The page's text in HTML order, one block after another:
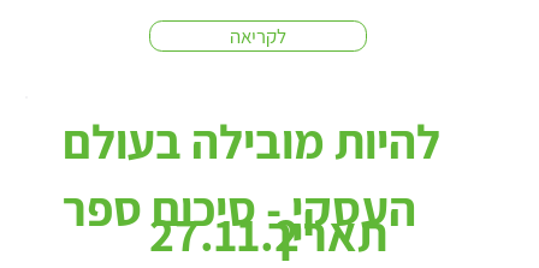
לקריאה
להיות מובילה בעולם
העסקי - סיכום ספר
27.11.2תאריך